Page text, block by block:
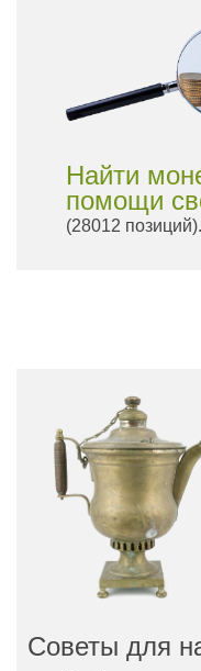
Найти
помощи
(28012 позиций).
Советы для